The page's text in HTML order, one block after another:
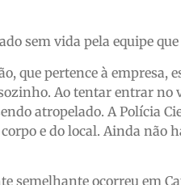
sem vida pela equipe
que pertence à empresa,
Ao tentar entrar no
atropelado. A Polícia
e do local. Ainda não
semelhante ocorreu em